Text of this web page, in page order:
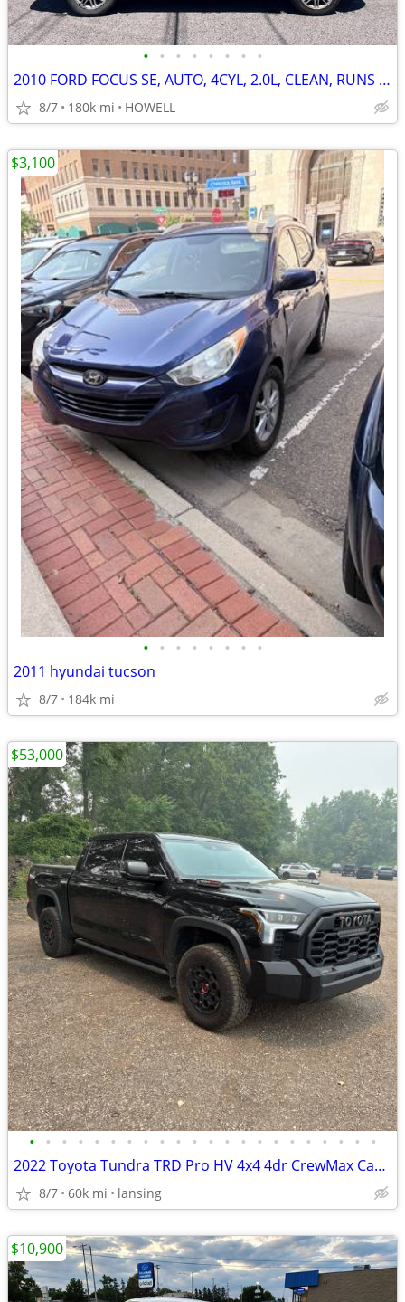
• • • • • • • •
2010 FORD FOCUS SE, AUTO, 4CYL, 2.0L, CLEAN, RUNS GOOD
8/7 180k mi HOWELL
• • • • • • • •
2011 hyundai tucson
8/7 184k mi
$3,100
• • • • • • • • • • • • • • • • • • • • • •
2022 Toyota Tundra TRD Pro HV 4x4 4dr CrewMax Cab Pickup SB
8/7 60k mi lansing
$53,000
$10,900